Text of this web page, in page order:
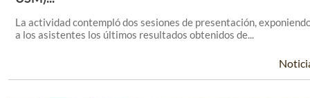
La actividad contempló dos sesiones de presentación,
a los asistentes los últimos resultados obtenidos de...